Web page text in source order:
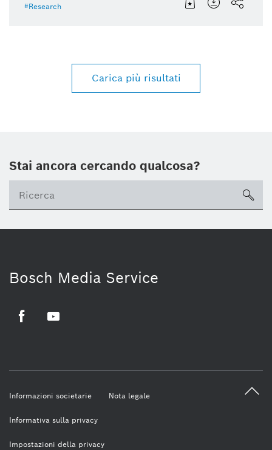
Research
Carica più risultati
Stai ancora cercando qualcosa?
Bosch Media Service
Informazioni societarie Nota legale
Informativa sulla privacy
Impostazioni della privacy